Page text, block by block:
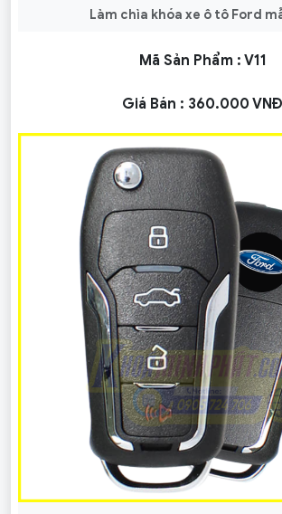
Làm chìa khóa xe ô tô Ford
Mã Sản Phẩm : V11
Giá Bán : 360.000 VNĐ